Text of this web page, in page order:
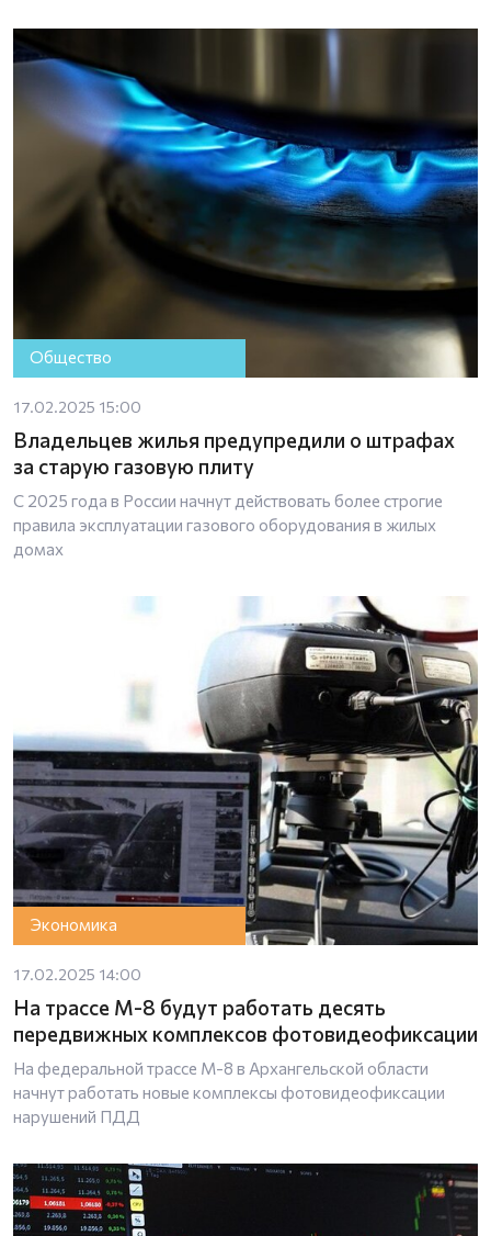
Общество
17.02.2025 15:00
Владельцев жилья предупредили о штрафах
за старую газовую плиту
С 2025 года в России начнут действовать более строгие
правила эксплуатации газового оборудования в жилых
домах
Экономика
17.02.2025 14:00
На трассе М-8 будут работать десять
передвижных комплексов фотовидеофиксации
На федеральной трассе М-8 в Архангельской области
начнут работать новые комплексы фотовидеофиксации
нарушений ПДД